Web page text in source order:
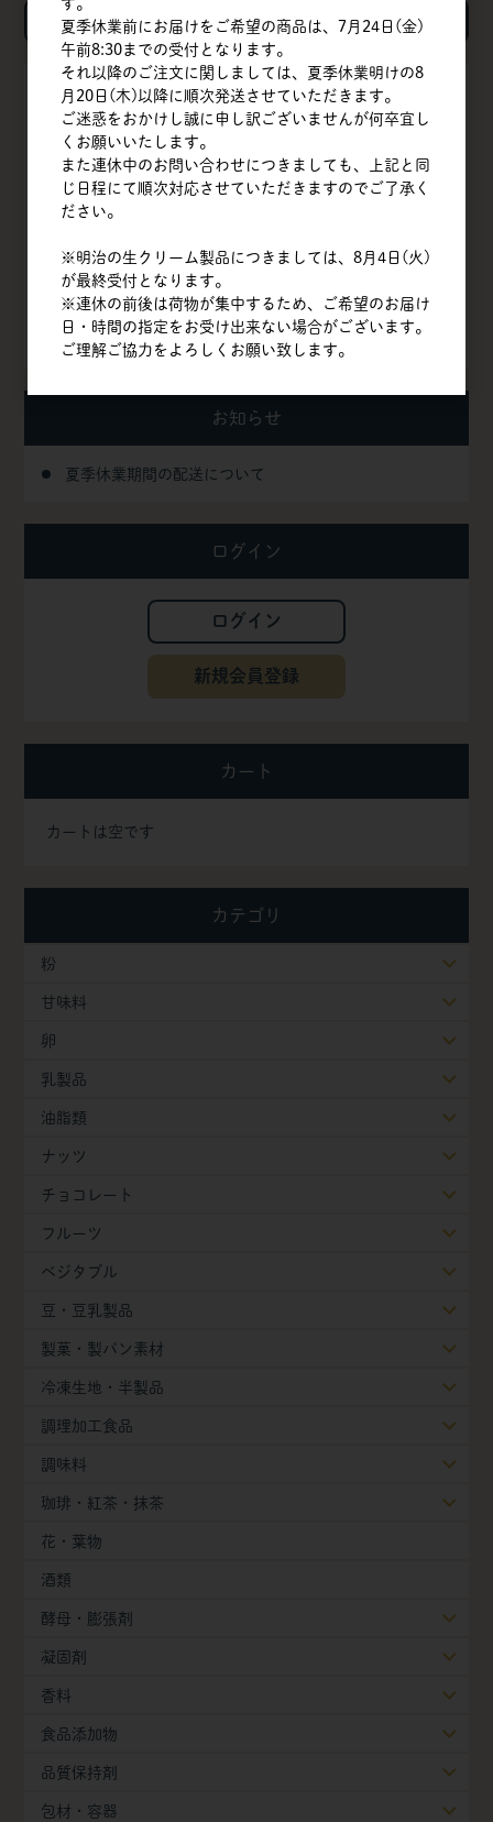
検索
TOP
会社概要
商品一覧
よくある質問
お問い合わせ
お知らせ
夏季休業期間の配送について
ログイン
ログイン
新規会員登録
カート
カートは空です
カテゴリ
粉
甘味料
卵
乳製品
油脂類
ナッツ
チョコレート
フルーツ
ベジタブル
豆・豆乳製品
製菓・製パン素材
冷凍生地・半製品
調理加工食品
調味料
珈琲・紅茶・抹茶
花・葉物
酒類
酵母・膨張剤
凝固剤
香料
食品添加物
品質保持剤
包材・容器
す。
夏季休業前にお届けをご希望の商品は、7月24日(金)
午前8:30までの受付となります。
それ以降のご注文に関しましては、夏季休業明けの8
月20日(木)以降に順次発送させていただきます。
ご迷惑をおかけし誠に申し訳ございませんが何卒宜し
くお願いいたします。
また連休中のお問い合わせにつきましても、上記と同
じ日程にて順次対応させていただきますのでご了承く
ださい。
※明治の生クリーム製品につきましては、8月4日(火)
が最終受付となります。
※連休の前後は荷物が集中するため、ご希望のお届け
日・時間の指定をお受け出来ない場合がございます。
ご理解ご協力をよろしくお願い致します。